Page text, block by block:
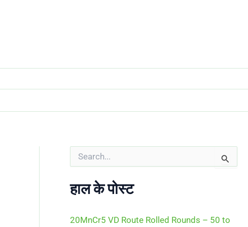
c
o
हाल के पोस्ट
20MnCr5 VD Route Rolled Rounds – 50 to